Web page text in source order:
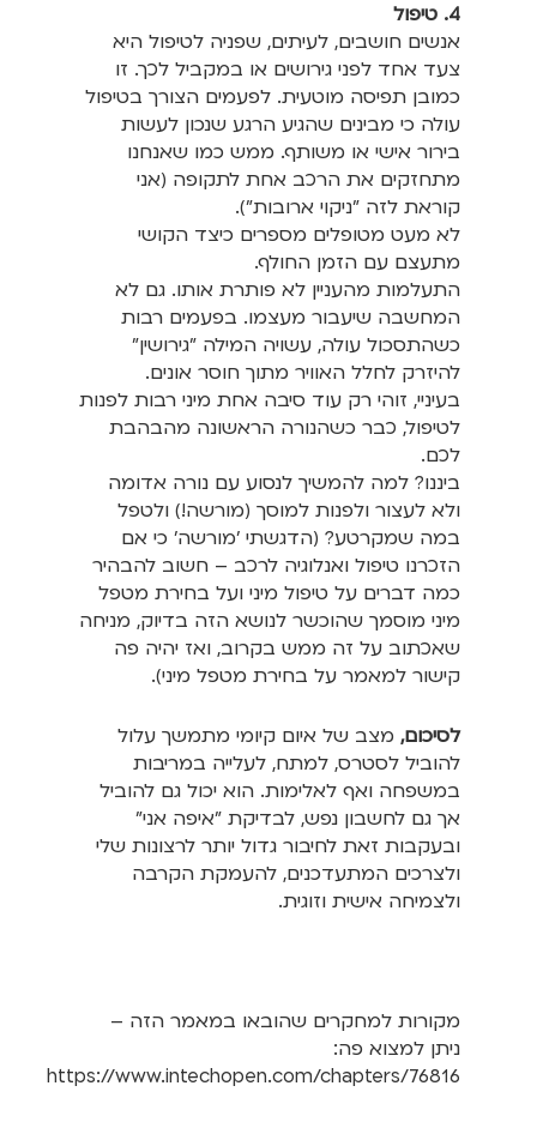
4. טיפול
אנשים חושבים, לעיתים, שפניה לטיפול היא
צעד אחד לפני גירושים או במקביל לכך. זו
כמובן תפיסה מוטעית. לפעמים הצורך בטיפול
עולה כי מבינים שהגיע הרגע שנכון לעשות
בירור אישי או משותף. ממש כמו שאנחנו
מתחזקים את הרכב אחת לתקופה (אני
קוראת לזה "ניקוי ארובות").
לא מעט מטופלים מספרים כיצד הקושי
מתעצם עם הזמן החולף.
התעלמות מהעניין לא פותרת אותו. גם לא
המחשבה שיעבור מעצמו. בפעמים רבות
כשהתסכול עולה, עשויה המילה "גירושין"
להיזרק לחלל האוויר מתוך חוסר אונים.
בעיניי, זוהי רק עוד סיבה אחת מיני רבות לפנות
לטיפול, כבר כשהנורה הראשונה מהבהבת
לכם.
ביננו? למה להמשיך לנסוע עם נורה אדומה
ולא לעצור ולפנות למוסך (מורשה!) ולטפל
במה שמקרטע? (הדגשתי 'מורשה' כי אם
הזכרנו טיפול ואנלוגיה לרכב – חשוב להבהיר
כמה דברים על טיפול מיני ועל בחירת מטפל
מיני מוסמך שהוכשר לנושא הזה בדיוק, מניחה
שאכתוב על זה ממש בקרוב, ואז יהיה פה
קישור למאמר על בחירת מטפל מיני).
לסיכום, מצב של איום קיומי מתמשך עלול
להוביל לסטרס, למתח, לעלייה במריבות
במשפחה ואף לאלימות. הוא יכול גם להוביל
אך גם לחשבון נפש, לבדיקת "איפה אני"
ובעקבות זאת לחיבור גדול יותר לרצונות שלי
ולצרכים המתעדכנים, להעמקת הקרבה
ולצמיחה אישית וזוגית.
מקורות למחקרים שהובאו במאמר הזה –
ניתן למצוא פה:
https://www.intechopen.com/chapters/76816